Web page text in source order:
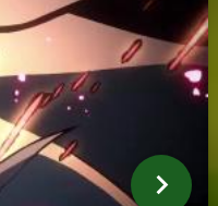
chevron_right